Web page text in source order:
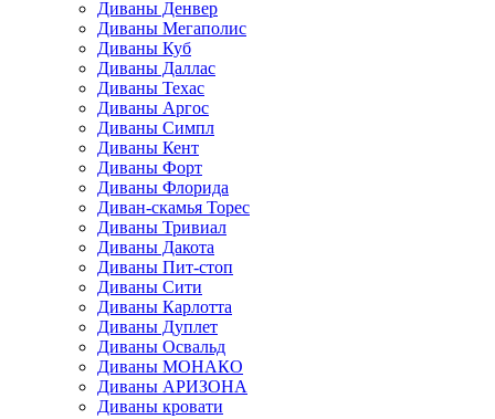
Диваны Денвер
Диваны Мегаполис
Диваны Куб
Диваны Даллас
Диваны Техас
Диваны Аргос
Диваны Симпл
Диваны Кент
Диваны Форт
Диваны Флорида
Диван-скамья Торес
Диваны Тривиал
Диваны Дакота
Диваны Пит-стоп
Диваны Сити
Диваны Карлотта
Диваны Дуплет
Диваны Освальд
Диваны МОНАКО
Диваны АРИЗОНА
Диваны кровати